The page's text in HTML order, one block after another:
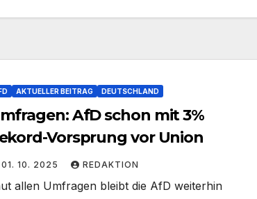
AKTUELLER BEITRAG DEUTSCHLAND
AfD schon mit 3%
Vorsprung vor Union
01. 10. 2025 REDAKTION
allen Umfragen bleibt die AfD weiterhin